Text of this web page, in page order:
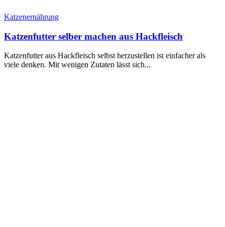
Katzenernährung
Katzenfutter selber machen aus Hackfleisch
Katzenfutter aus Hackfleisch selbst herzustellen ist einfacher als
viele denken. Mit wenigen Zutaten lässt sich...